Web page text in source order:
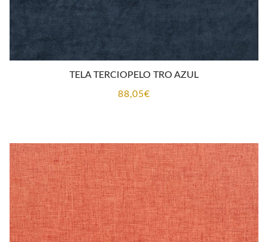
TELA TERCIOPELO TRO AZUL
88,05€